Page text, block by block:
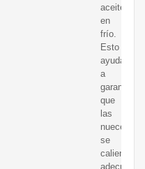
aceite
en
frío.
Esto
ayudará
a
garantizar
que
las
nueces
se
calienten